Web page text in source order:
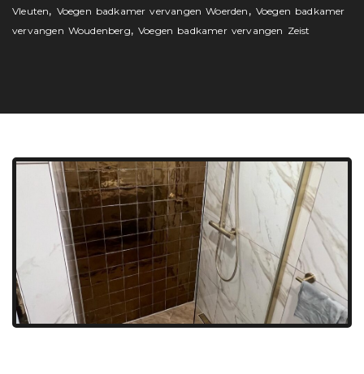
Vleuten, Voegen badkamer vervangen Woerden , Voegen badkamer
vervangen Woudenberg,Voegen badkamer vervangen Zeist
HOE HOUD JE HET WERK BETAALBAAR ZONDER